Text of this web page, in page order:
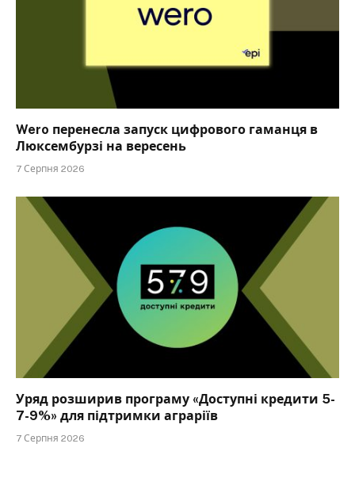
Wero перенесла запуск цифрового гаманця в
Люксембурзі на вересень
7 Серпня 2026
Уряд розширив програму «Доступні кредити 5-
7-9%» для підтримки аграріїв
7 Серпня 2026